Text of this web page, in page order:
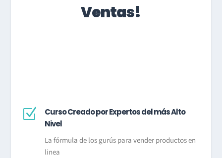
Ventas!
Z
Curso Creado por Expertos del más Alto
Nivel
La fórmula de los gurús para vender productos en
linea